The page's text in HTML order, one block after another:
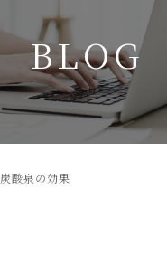
BLOG
炭酸泉の効果